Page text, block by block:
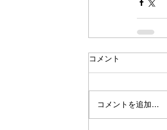
コメント
コメントを追加…